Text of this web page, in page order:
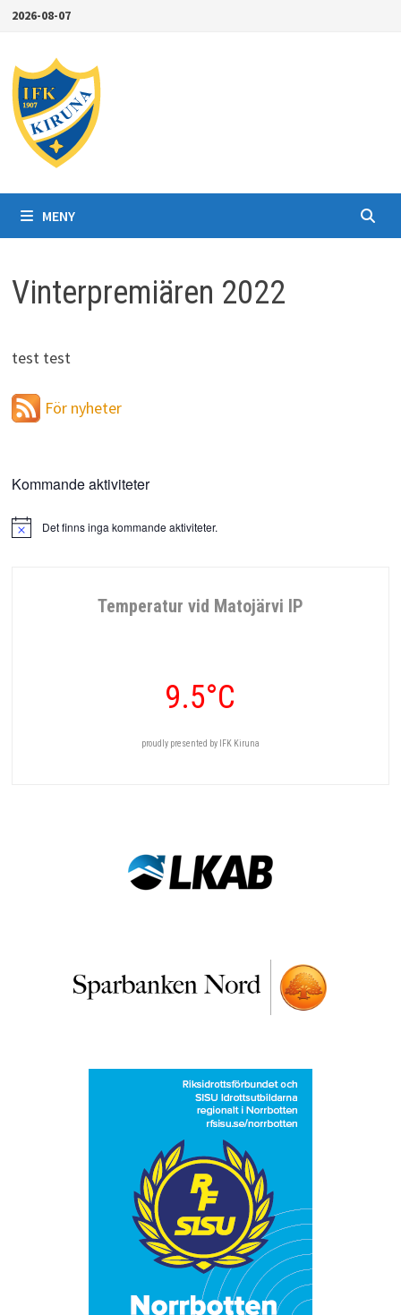
Hoppa
2026-08-07
MENY
Vinterpremiären 2022
test test
För nyheter
Kommande aktiviteter
Notis Det finns inga kommande aktiviteter.
Temperatur vid Matojärvi IP
9.5°C
proudly presented by IFK Kiruna